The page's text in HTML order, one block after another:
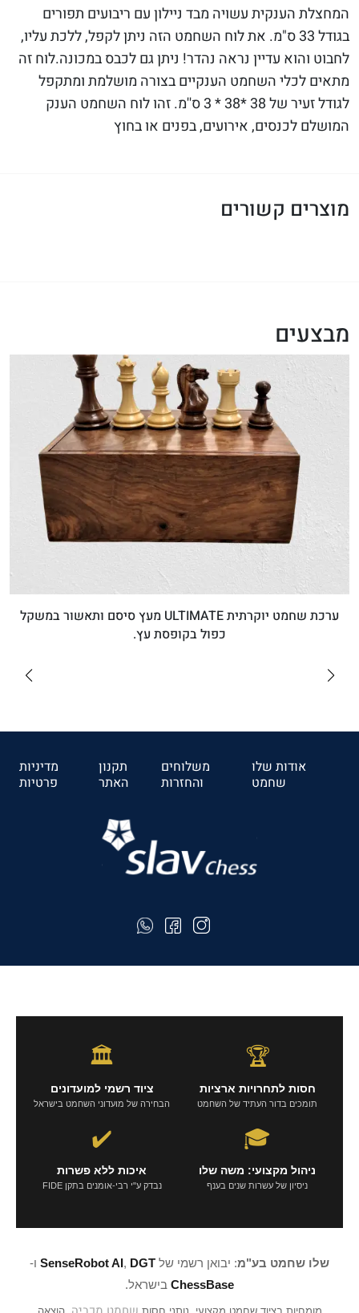
המחצלת הענקית עשויה מבד ניילון עם ריבועים תפורים
בגודל 33 ס"מ. את לוח השחמט הזה ניתן לקפל, ללכת עליו,
לחבוט והוא עדיין נראה נהדר! ניתן גם לכבס במכונה.לוח זה
מתאים לכלי השחמט הענקיים בצורה מושלמת ומתקפל
לגודל זעיר של 38 *38 * 3 ס''מ. זהו לוח השחמט הענק
המושלם לכנסים, אירועים, בפנים או בחוץ
מוצרים קשורים
מבצעים
ערכת שחמט יוקרתית ULTIMATE מעץ סיסם ותאשור במשקל
כפול בקופסת עץ.
אודות שלו
שחמט
משלוחים
והחזרות
תקנון
האתר
מדיניות
פרטיות
🏆
חסות לתחרויות ארציות
תומכים בדור העתיד של השחמט
🏛️
ציוד רשמי למועדונים
הבחירה של מועדוני השחמט בישראל
🎓
ניהול מקצועי: משה שלו
ניסיון של עשרות שנים בענף
✔️
איכות ללא פשרות
נבדק ע"י רבי-אומנים בתקן FIDE
שלו שחמט בע"מ: יבואן רשמי של SenseRobot AI, DGT
ו-
ChessBase בישראל.